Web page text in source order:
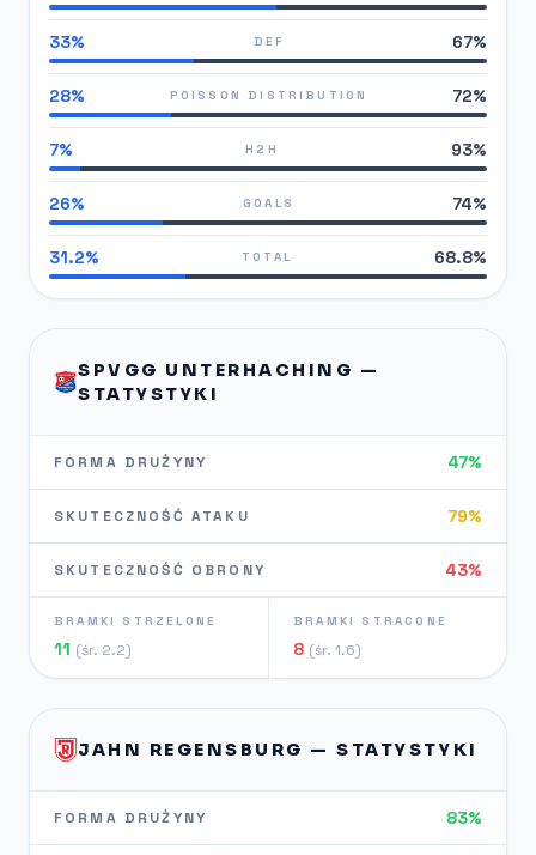
33% DEF 67%
28% POISSON DISTRIBUTION 72%
7% H2H 93%
26% GOALS 74%
31.2% TOTAL 68.8%
SPVGG UNTERHACHING —
STATYSTYKI
FORMA DRUŻYNY 47%
SKUTECZNOŚĆ ATAKU 79%
SKUTECZNOŚĆ OBRONY 43%
BRAMKI STRZELONE
11 (śr. 2.2)
BRAMKI STRACONE
8 (śr. 1.6)
JAHN REGENSBURG — STATYSTYKI
FORMA DRUŻYNY 83%